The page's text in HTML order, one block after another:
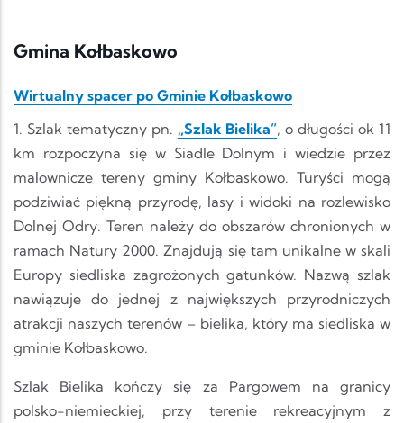
Gmina Kołbaskowo
Wirtualny spacer po Gminie Kołbaskowo
1. Szlak tematyczny pn. „Szlak Bielika”, o długości ok 11
km rozpoczyna się w Siadle Dolnym i wiedzie przez
malownicze tereny gminy Kołbaskowo. Turyści mogą
podziwiać piękną przyrodę, lasy i widoki na rozlewisko
Dolnej Odry. Teren należy do obszarów chronionych w
ramach Natury 2000. Znajdują się tam unikalne w skali
Europy siedliska zagrożonych gatunków. Nazwą szlak
nawiązuje do jednej z największych przyrodniczych
atrakcji naszych terenów – bielika, który ma siedliska w
gminie Kołbaskowo.
Szlak Bielika kończy się za Pargowem na granicy
polsko-niemieckiej, przy terenie rekreacyjnym z